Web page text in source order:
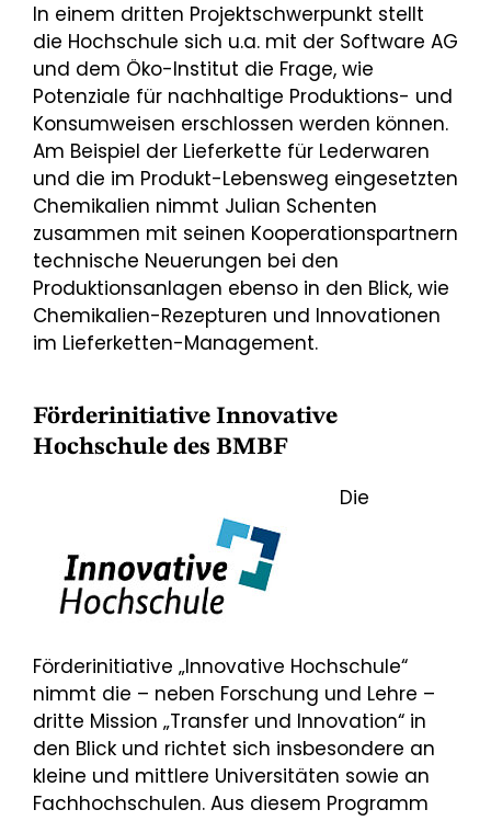
In einem dritten Projektschwerpunkt stellt
die Hochschule sich u.a. mit der Software AG
und dem Öko-Institut die Frage, wie
Potenziale für nachhaltige Produktions- und
Konsumweisen erschlossen werden können.
Am Beispiel der Lieferkette für Lederwaren
und die im Produkt-Lebensweg eingesetzten
Chemikalien nimmt Julian Schenten
zusammen mit seinen Kooperationspartnern
technische Neuerungen bei den
Produktionsanlagen ebenso in den Blick, wie
Chemikalien-Rezepturen und Innovationen
im Lieferketten-Management.
Förderinitiative Innovative
Hochschule des BMBF
Die
Förderinitiative „Innovative Hochschule“
nimmt die – neben Forschung und Lehre –
dritte Mission „Transfer und Innovation“ in
den Blick und richtet sich insbesondere an
kleine und mittlere Universitäten sowie an
Fachhochschulen. Aus diesem Programm